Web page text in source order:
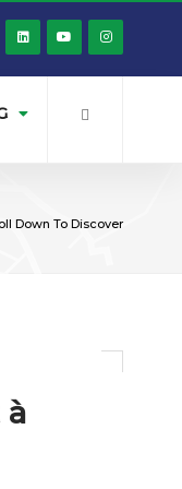
Down To Discover